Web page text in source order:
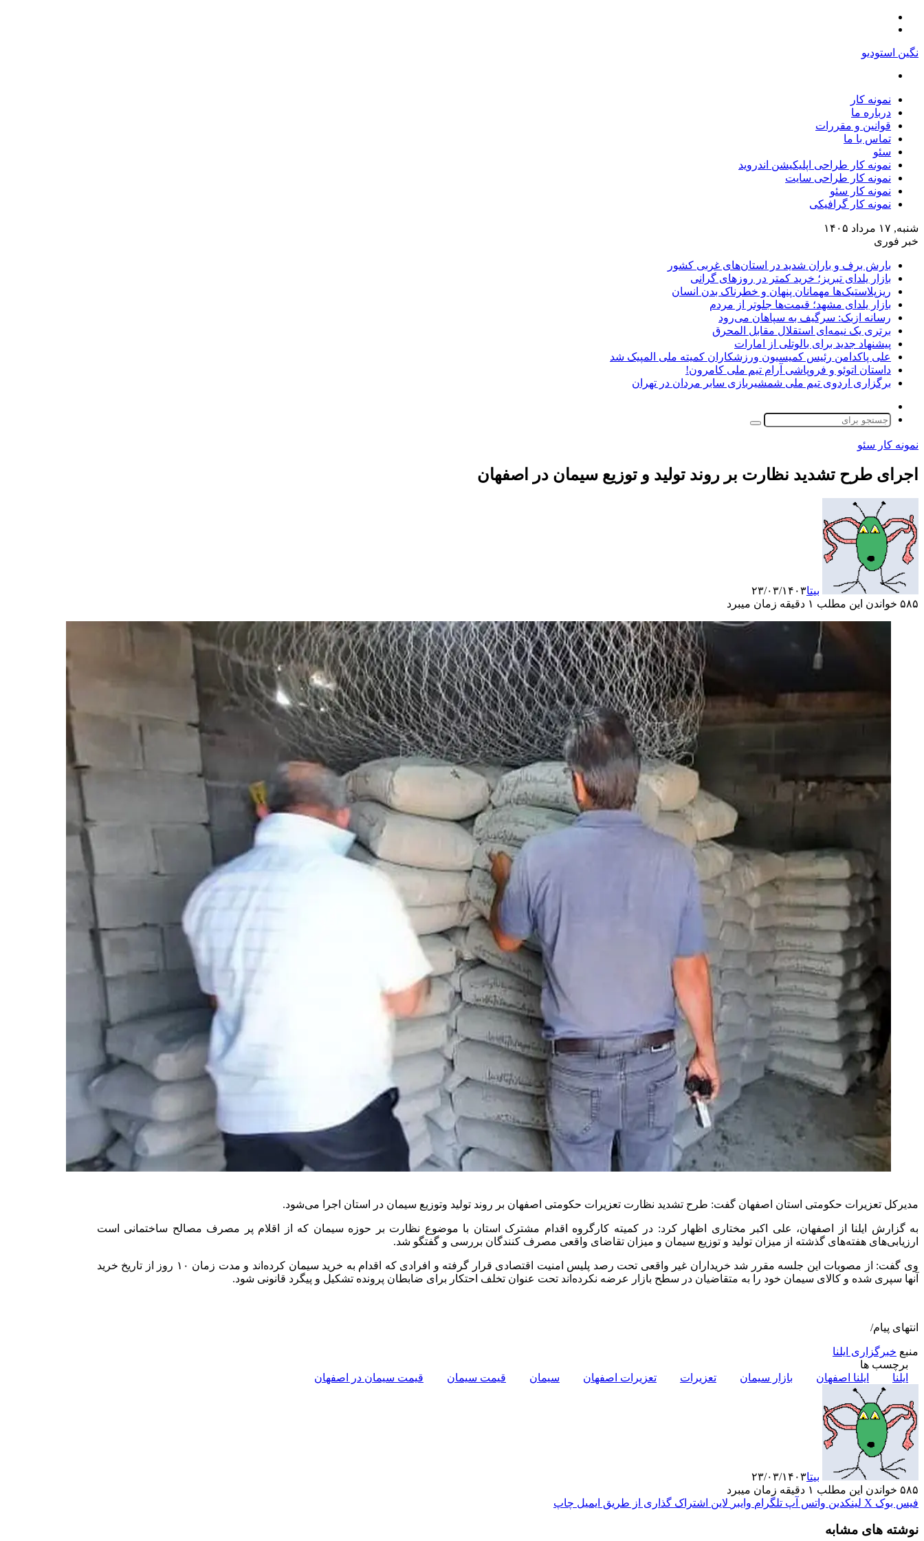
نگین استودیو
نمونه کار
درباره ما
قوانین و مقررات
تماس با ما
سئو
نمونه کار طراحی اپلیکیشن اندروید
نمونه کار طراحی سایت
نمونه کار سئو
نمونه کار گرافیکی
شنبه, ۱۷ مرداد ۱۴۰۵
خبر فوری
بارش برف و باران شدید در استان‌های غربی کشور
بازار یلدای تبریز؛ خرید کمتر در روزهای گرانی
ریزپلاستیک‌ها مهمانان پنهان و خطرناک بدن انسان
بازار یلدای مشهد؛ قیمت‌ها جلوتر از مردم
رسانه ازبک: سرگیف به سپاهان می‌رود
برتری یک نیمه‌ای استقلال مقابل المحرق
پیشنهاد جدید برای بالوتلی از امارات
علی پاکدامن رئیس کمیسیون ورزشکاران کمیته ملی المپیک شد
داستان اتوئو و فروپاشی آرام تیم ملی کامرون!
برگزاری اردوی تیم ملی شمشیربازی سابر مردان در تهران
پوسته
جستجو
نمونه کار سئو
اجرای طرح تشدید نظارت بر روند تولید و توزیع سیمان در اصفهان
بیتا۲۳/۰۳/۱۴۰۳
۵۸۵ خواندن این مطلب ۱ دقیقه زمان میبرد
مدیرکل تعزیرات حکومتی استان اصفهان گفت: طرح تشدید نظارت تعزیرات حکومتی اصفهان بر روند تولید وتوزیع سیمان در استان اجرا می‌شود.
به گزارش ایلنا از اصفهان، علی اکبر مختاری اظهار کرد: در کمیته کارگروه اقدام مشترک استان با موضوع نظارت بر حوزه سیمان که از اقلام پر مصرف مصالح ساختمانی است
ارزیابی‌های هفته‌های گذشته از میزان تولید و توزیع سیمان و میزان تقاضای واقعی مصرف کنندگان بررسی و گفتگو شد.
وی گفت: از مصوبات این جلسه مقرر شد خریداران غیر واقعی تحت رصد پلیس امنیت اقتصادی قرار گرفته و افرادی که اقدام به خرید سیمان کرده‌اند و مدت زمان ۱۰ روز از تاریخ خرید
آنها سپری شده و کالای سیمان خود را به متقاضیان در سطح بازار عرضه نکرده‌اند تحت عنوان تخلف احتکار برای ضابطان پرونده تشکیل و پیگرد قانونی شود.
انتهای پیام/
منبع خبرگزاری ایلنا
برچسب ها
ایلنا
ایلنا اصفهان بازار سیمان تعزیرات تعزیرات اصفهان سیمان قیمت سیمان قیمت سیمان در اصفهان
بیتا۲۳/۰۳/۱۴۰۳
۵۸۵ خواندن این مطلب ۱ دقیقه زمان میبرد
فیس بوک X لینکدین واتس آپ تلگرام وایبر لاین اشتراک گذاری از طریق ایمیل چاپ
نوشته های مشابه